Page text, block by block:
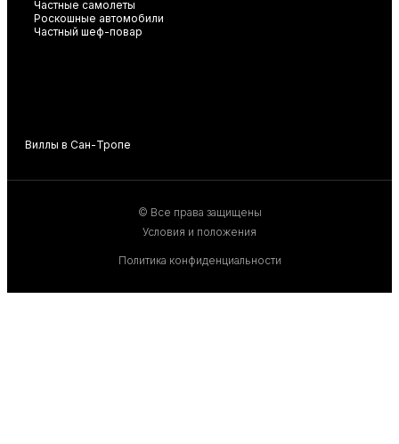
Частные самолеты
Роскошные автомобили
Частный шеф-повар
Виллы в Сан-Тропе
© Все права защищены
Условия и положения
Политика конфиденциальности